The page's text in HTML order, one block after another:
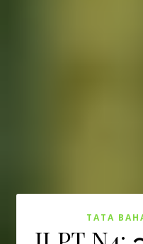
TATA